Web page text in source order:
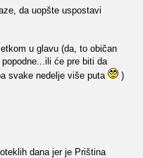
da uopšte uspostavi
u glavu (da, to običan
će pre biti da
svake nedelje više puta
)
dana jer je Priština